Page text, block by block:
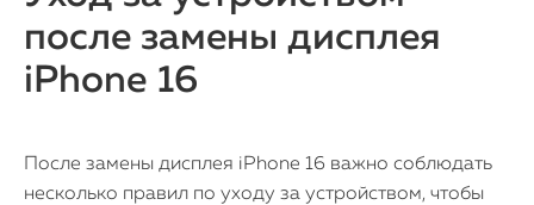
после замены дисплея
iPhone 16
После замены дисплея iPhone 16 важно соблюдать
несколько правил по уходу за устройством, чтобы